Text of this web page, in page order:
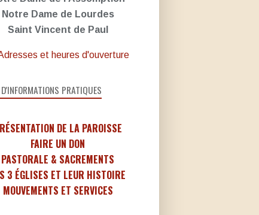
Notre Dame de Lourdes
Saint Vincent de Paul
et heures d'ouverture
PRATIQUES
DE LA PAROISSE
FAIRE UN DON
PASTORALE & SACREMENTS
3 ÉGLISES ET LEUR HISTOIRE
MOUVEMENTS ET SERVICES